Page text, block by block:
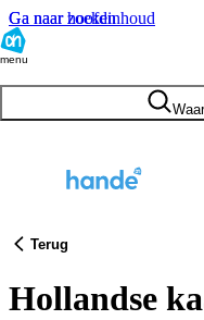
Ga naar hoofdinhoud
Ga naar zoeken
menu
Terug
Hollandse